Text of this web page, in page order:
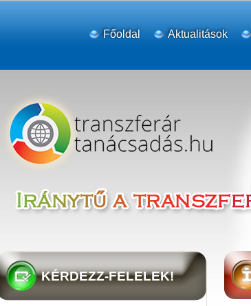
Főoldal Aktualitások
KÉRDEZZ-FELELEK!